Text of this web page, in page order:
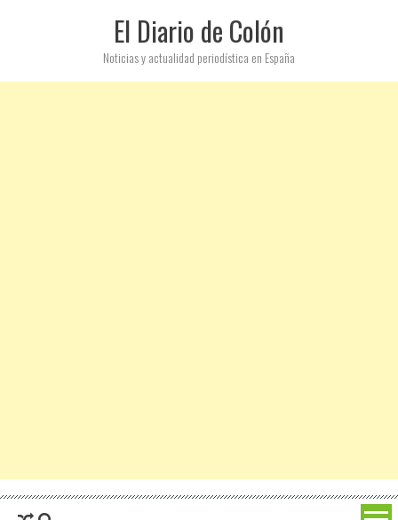
El Diario de Colón
Noticias y actualidad periodística en España